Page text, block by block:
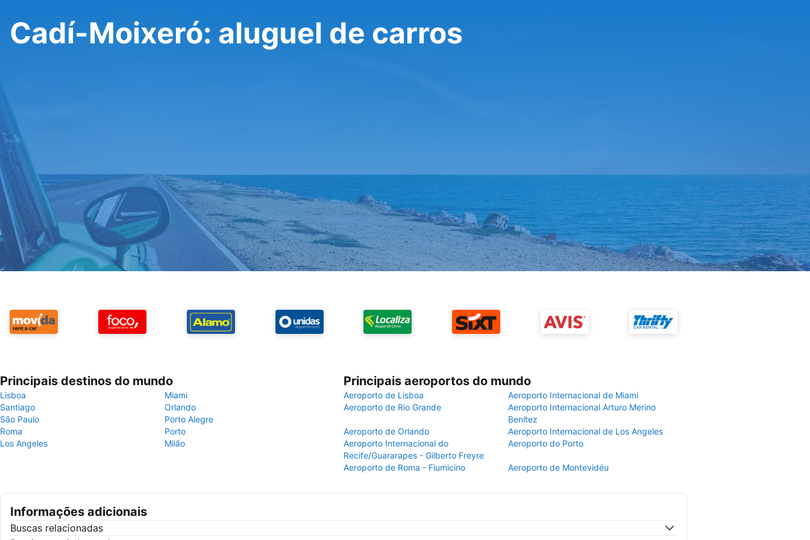
Cadí-Moixeró: aluguel de carros
Principais destinos do mundo
Lisboa
Miami
Santiago
Orlando
São Paulo
Porto Alegre
Roma
Porto
Los Angeles
Milão
Principais aeroportos do mundo
Aeroporto de Lisboa
Aeroporto Internacional de Miami
Aeroporto de Rio Grande
Aeroporto Internacional Arturo Merino
Benítez
Aeroporto de Orlando
Aeroporto Internacional de Los Angeles
Aeroporto Internacional do
Recife/Guararapes - Gilberto Freyre
Aeroporto do Porto
Aeroporto de Roma - Fiumicino Aeroporto de Montevidéu
Informações adicionais
Buscas relacionadas